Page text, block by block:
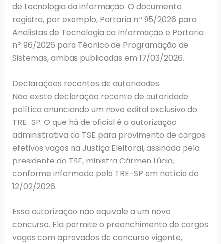
de tecnologia da informação. O documento
registra, por exemplo, Portaria nº 95/2026 para
Analistas de Tecnologia da Informação e Portaria
nº 96/2026 para Técnico de Programação de
Sistemas, ambas publicadas em 17/03/2026.
Declarações recentes de autoridades
Não existe declaração recente de autoridade
política anunciando um novo edital exclusivo do
TRE-SP. O que há de oficial é a autorização
administrativa do TSE para provimento de cargos
efetivos vagos na Justiça Eleitoral, assinada pela
presidente do TSE, ministra Cármen Lúcia,
conforme informado pelo TRE-SP em notícia de
12/02/2026.
Essa autorização não equivale a um novo
concurso. Ela permite o preenchimento de cargos
vagos com aprovados do concurso vigente,